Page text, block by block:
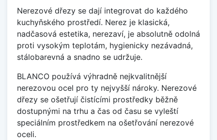
Nerezové dřezy se dají integrovat do každého
kuchyňského prostředí. Nerez je klasická,
nadčasová estetika, nerezaví, je absolutně odolná
proti vysokým teplotám, hygienicky nezávadná,
stálobarevná a snadno se udržuje.
BLANCO používá výhradně nejkvalitnější
nerezovou ocel pro ty nejvyšší nároky. Nerezové
dřezy se ošetřují čistícími prostředky běžně
dostupnými na trhu a čas od času se vyleští
speciálním prostředkem na ošetřování nerezové
oceli.